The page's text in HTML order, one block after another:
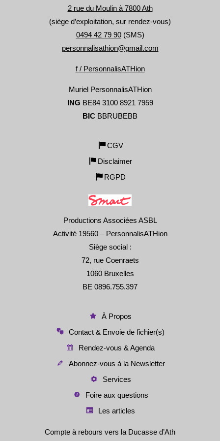
2 rue du Moulin à 7800 Ath
(siège d’exploitation, sur rendez-vous)
0494 42 79 90(SMS)
personnalisathion@gmail.com
f / PersonnalisATHion
Muriel PersonnalisATHion
ING BE84 3100 8921 7959
BIC BBRUBEBB
CGV
Disclaimer
RGPD
Productions Associées ASBL
Activité 19560 – PersonnalisATHion
Siège social :
72, rue Coenraets
1060 Bruxelles
BE 0896.755.397
À Propos
Contact & Envoie de fichier(s)
Rendez-vous & Agenda
Abonnez-vous à la Newsletter
Services
Foire aux questions
Les articles
Compte à rebours vers la Ducasse d’Ath